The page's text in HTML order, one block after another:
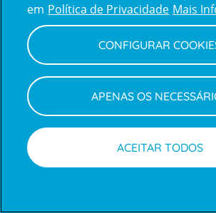
Centro de Apoio ao Cliente | Política de
em Política de Privacidade Mais
CONFIGURAR
APENAS OS
ACEITAR TODOS